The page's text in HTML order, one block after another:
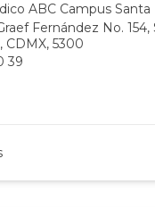
ABC Campus Santa
Fernández No. 154,
CDMX, 5300
39